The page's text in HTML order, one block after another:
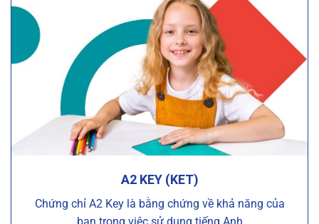
A2 KEY (KET)
Chứng chỉ A2 Key là bằng chứng về khả năng của